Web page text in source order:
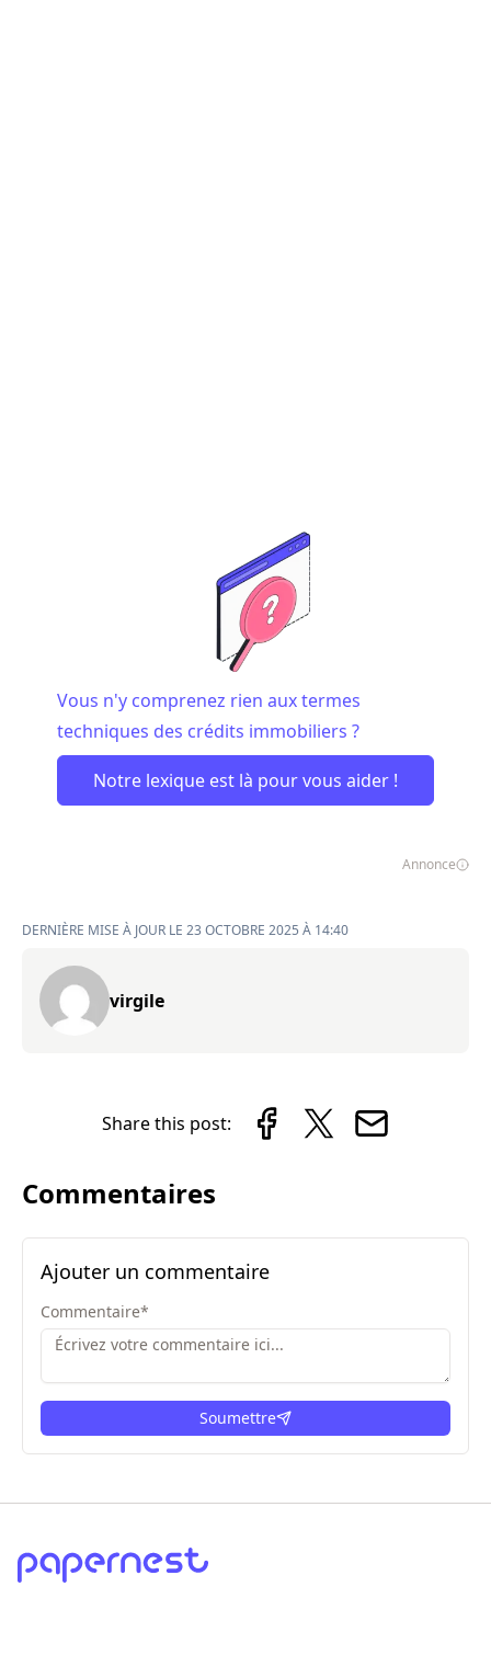
Vous n'y comprenez rien aux termes
techniques des crédits immobiliers ?
Notre lexique est là pour vous aider !
Annonce
DERNIÈRE MISE À JOUR LE 23 OCTOBRE 2025 À 14:40
virgile
Share this post:
Commentaires
Ajouter un commentaire
Commentaire*
Soumettre